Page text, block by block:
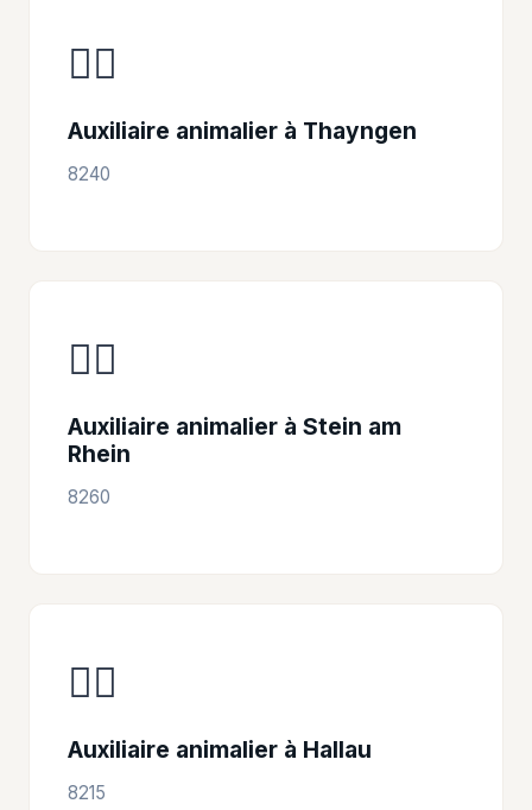
👩‍⚕️
Auxiliaire animalier à Thayngen
8240
👩‍⚕️
Auxiliaire animalier à Stein am
Rhein
8260
👩‍⚕️
Auxiliaire animalier à Hallau
8215